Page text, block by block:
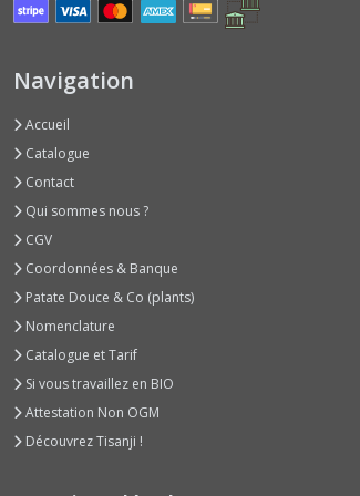
(2)
Bourraches
Brèdes
Capucines
Cardons
(2)
Cedrele
Navigation
Accueil
Catalogue
Contact
Qui sommes nous ?
CGV
Coordonnées & Banque
Patate Douce & Co (plants)
Nomenclature
Catalogue et Tarif
Si vous travaillez en BIO
Attestation Non OGM
Découvrez Tisanji !